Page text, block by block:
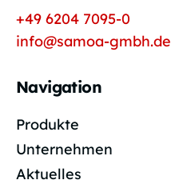
+49 6204 7095-0
info@samoa-gmbh.de
Navigation
Produkte
Unternehmen
Aktuelles